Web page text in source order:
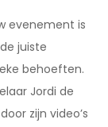
evenement is
juiste
behoeften.
Jordi de
zijn video’s